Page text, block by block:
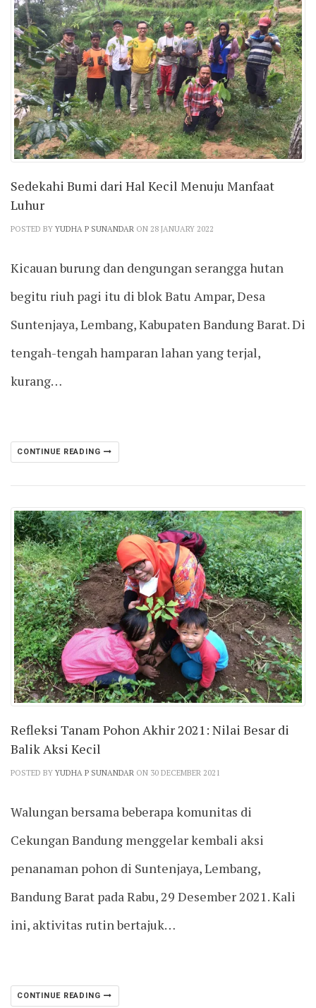
Sedekahi Bumi dari Hal Kecil Menuju Manfaat
Luhur
POSTED BY YUDHA P SUNANDAR ON 28 JANUARY 2022
Kicauan burung dan dengungan serangga hutan
begitu riuh pagi itu di blok Batu Ampar, Desa
Suntenjaya, Lembang, Kabupaten Bandung Barat. Di
tengah-tengah hamparan lahan yang terjal,
kurang…
CONTINUE READING
Refleksi Tanam Pohon Akhir 2021: Nilai Besar di
Balik Aksi Kecil
POSTED BY YUDHA P SUNANDAR ON 30 DECEMBER 2021
Walungan bersama beberapa komunitas di
Cekungan Bandung menggelar kembali aksi
penanaman pohon di Suntenjaya, Lembang,
Bandung Barat pada Rabu, 29 Desember 2021. Kali
ini, aktivitas rutin bertajuk…
CONTINUE READING